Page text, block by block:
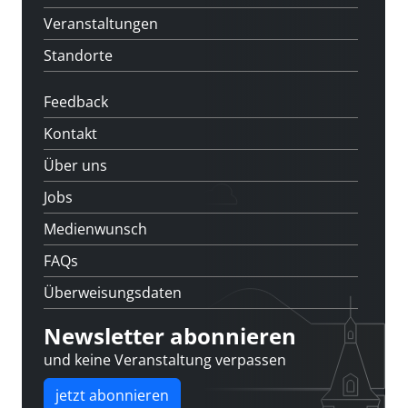
Veranstaltungen
Standorte
Feedback
Kontakt
Über uns
Jobs
Medienwunsch
FAQs
Überweisungsdaten
Newsletter abonnieren
und keine Veranstaltung verpassen
jetzt abonnieren